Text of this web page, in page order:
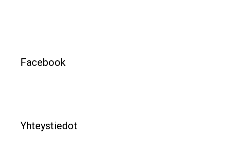
Facebook
Yhteystiedot